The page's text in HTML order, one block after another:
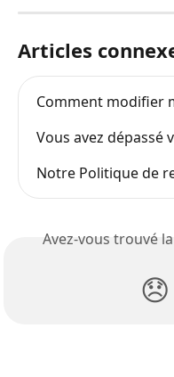
Articles
Comment modifier
Vous avez dépassé
Notre Politique de
Avez-vous trouvé
😞